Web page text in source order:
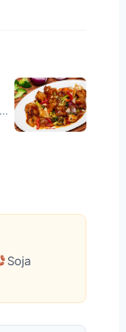
Soja